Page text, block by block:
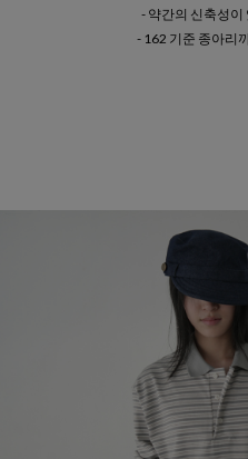
- 약간의 신축성이
- 162 기준 종아리